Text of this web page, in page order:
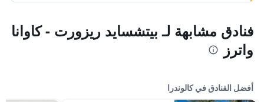
فنادق مشابهة لـ بيتشسايد ريزورت - كاوانا
واترز
أفضل الفنادق في كالوندرا